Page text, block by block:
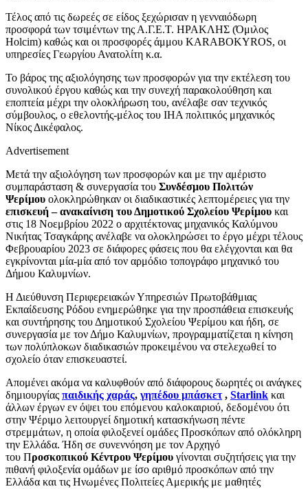
Τέλος από τις δωρεές σε είδος ξεχώρισαν η γενναιόδωρη
προσφορά των τσιμέντων της Α.Γ.Ε.Τ. ΗΡΑΚΛΗΣ (Όμιλος
Holcim) καθώς και οι προσφορές άμμου ΚΑRABOKYROS, οι
υπηρεσίες Γεωργίου Ανατολίτη κ.α.
Το βάρος της αξιολόγησης των προσφορών για την εκτέλεση του
συνολικού έργου καθώς και την συνεχή παρακολούθηση και
εποπτεία μέχρι την ολοκλήρωση του, ανέλαβε σαν τεχνικός
σύμβουλος, ο εθελοντής-μέλος του ΙΗΑ πολιτικός μηχανικός
Νίκος Δικέφαλος.
Advertisement
Μετά την αξιολόγηση των προσφορών και με την αμέριστο
συμπαράσταση & συνεργασία του Συνδέσμου Πολιτών
Ψερίμου ολοκληρώθηκαν οι διαδικαστικές λεπτομέρειες για την
επισκευή – ανακαίνιση του Δημοτικού Σχολείου Ψερίμου και
στις 18 Νοεμβρίου 2022 ο αρχιτέκτονας μηχανικός Καλύμνου
Νικήτας Τσαγκάρης ανέλαβε να ολοκληρώσει το έργο μέχρι τέλους
Φεβρουαρίου 2023 σε διάφορες φάσεις που θα ελέγχονται και θα
εγκρίνονται μία-μία από τον αρμόδιο τοπογράφο μηχανικό του
Δήμου Καλυμνίων.
Η Διεύθυνση Περιφερειακών Υπηρεσιών Πρωτοβάθμιας
Εκπαίδευσης Ρόδου ενημερώθηκε για την προσπάθεια επισκευής
και συντήρησης του Δημοτικού Σχολείου Ψερίμου και ήδη, σε
συνεργασία με τον Δήμο Καλυμνίων, προγραμματίζεται η κίνηση
των πολύπλοκων διαδικασιών προκειμένου να στελεχωθεί το
σχολείο όταν επισκευαστεί.
Απομένει ακόμα να καλυφθούν από διάφορους δωρητές οι ανάγκες
δημιουργίας παιδικής χαράς, γηπέδου μπάσκετ, Starlink και
άλλων έργων εν όψει του επόμενου καλοκαιριού, δεδομένου ότι
στην Ψέριμο λειτουργεί δημοτική κατασκήνωση πέντε
στρεμμάτων, η οποία φιλοξενεί ομάδες Προσκόπων από ολόκληρη
την Ελλάδα. Ήδη σε συνεννόηση με τον Αρχηγό
του Προσκοπικού Κέντρου Ψερίμου γίνονται συζητήσεις για την
πιθανή φιλοξενία ομάδων με ίσο αριθμό προσκόπων από την
Ελλάδα και τις Ηνωμένες Πολιτείες Αμερικής με μαθητές